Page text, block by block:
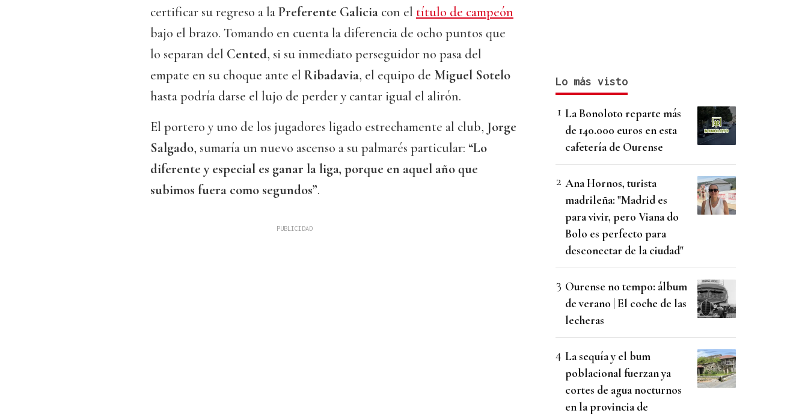
certificar su regreso a laPreferente Galicia con el título de campeón
bajo el brazo. Tomando en cuenta la diferencia de ocho puntos que
lo separan del Cented, si su inmediato perseguidor no pasa del
empate en su choque ante el Ribadavia, el equipo de Miguel Sotelo
hasta podría darse el lujo de perder y cantar igual el alirón.
El portero y uno de los jugadores ligado estrechamente al club, Jorge
Salgado, sumaría un nuevo ascenso a su palmarés particular: “Lo
diferente y especial es ganar la liga, porque en aquel año que
subimos fuera como segundos”.
Lo más visto
La Bonoloto reparte más
de 140.000 euros en esta
cafetería de Ourense
Ana Hornos, turista
madrileña: "Madrid es
para vivir, pero Viana do
Bolo es perfecto para
desconectar de la ciudad"
Ourense no tempo: álbum
de verano | El coche de las
lecheras
La sequía y el bum
poblacional fuerzan ya
cortes de agua nocturnos
en la provincia de